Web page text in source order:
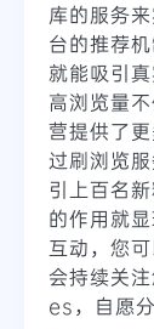
库的服务
台的推荐
就能吸引
高浏览量
营提供了
过刷浏览
引上百名
的作用就
互动，您
会持续关
es，自愿